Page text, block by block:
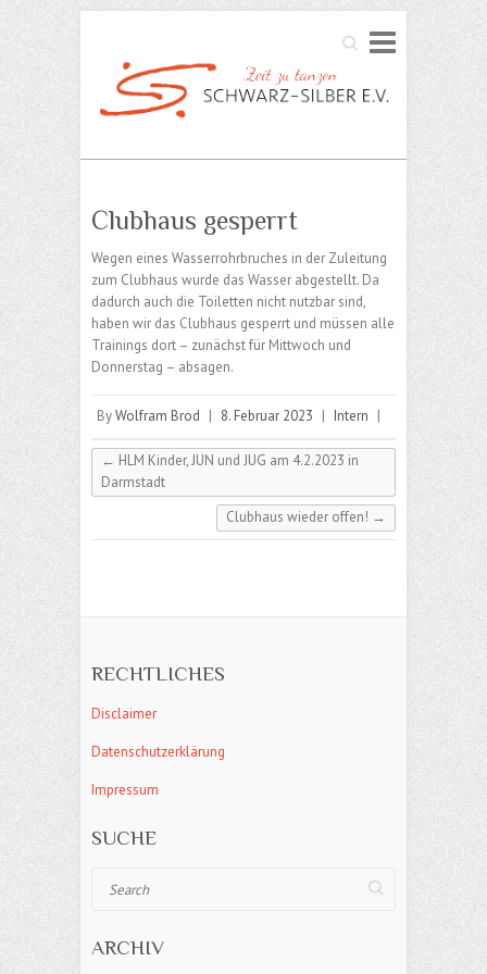
Search
Clubhaus gesperrt
Wegen eines Wasserrohrbruches in der Zuleitung
zum Clubhaus wurde das Wasser abgestellt. Da
dadurch auch die Toiletten nicht nutzbar sind,
haben wir das Clubhaus gesperrt und müssen alle
Trainings dort – zunächst für Mittwoch und
Donnerstag – absagen.
ByWolfram Brod | 8. Februar 2023 | Intern |
← HLM Kinder, JUN und JUG am 4.2.2023 in
Darmstadt
Clubhaus wieder offen! →
RECHTLICHES
Disclaimer
Datenschutzerklärung
Impressum
SUCHE
ARCHIV